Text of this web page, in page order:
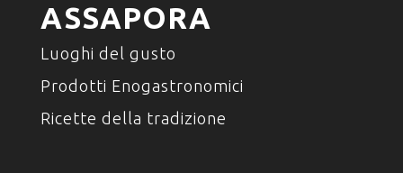
ASSAPORA
Luoghi del gusto
Prodotti Enogastronomici
Ricette della tradizione